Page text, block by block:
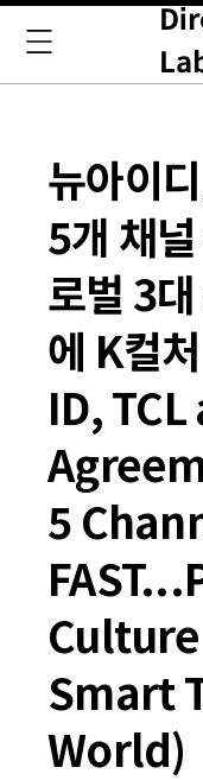
뉴아이
5개 채
로벌 3
에 K컬
ID,
5
Smart
World)